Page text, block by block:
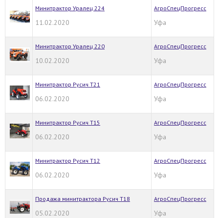
Минитрактор Уралец 224
11.02.2020
АгроСпецПрогресс
Уфа
Минитрактор Уралец 220
10.02.2020
АгроСпецПрогресс
Уфа
Минитрактор Русич Т21
06.02.2020
АгроСпецПрогресс
Уфа
Минитрактор Русич Т15
06.02.2020
АгроСпецПрогресс
Уфа
Минитрактор Русич Т12
06.02.2020
АгроСпецПрогресс
Уфа
Продажа минитрактора Русич Т18
05.02.2020
АгроСпецПрогресс
Уфа